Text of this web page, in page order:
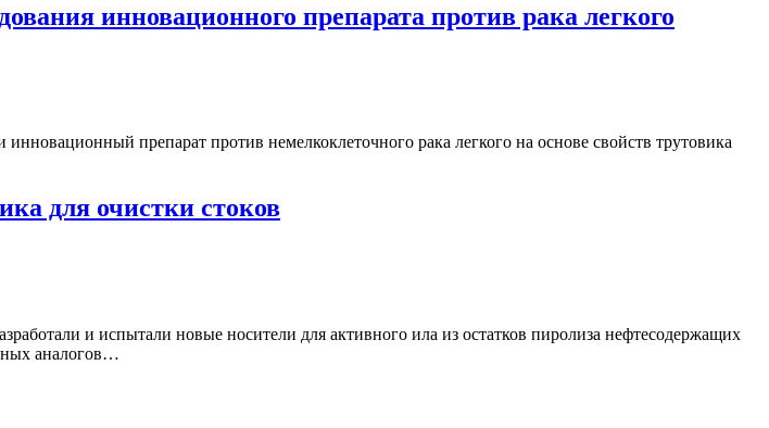
инновационного препарата против рака легкого
препарат против немелкоклеточного рака легкого на основе свойств трутовика
для очистки стоков
и испытали новые носители для активного ила из остатков пиролиза нефтесодержащих
аналогов…